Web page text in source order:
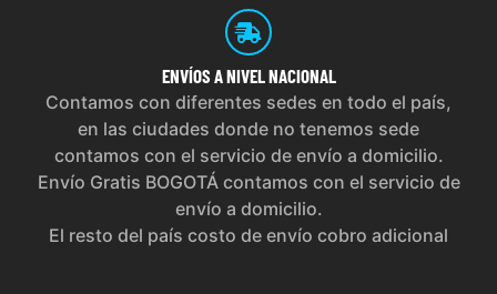
ENVÍOS A NIVEL NACIONAL
Contamos con diferentes sedes en todo el país,
en las ciudades donde no tenemos sede
contamos con el servicio de envío a domicilio.
Envío Gratis BOGOTÁ contamos con el servicio de
envío a domicilio.
El resto del país costo de envío cobro adicional